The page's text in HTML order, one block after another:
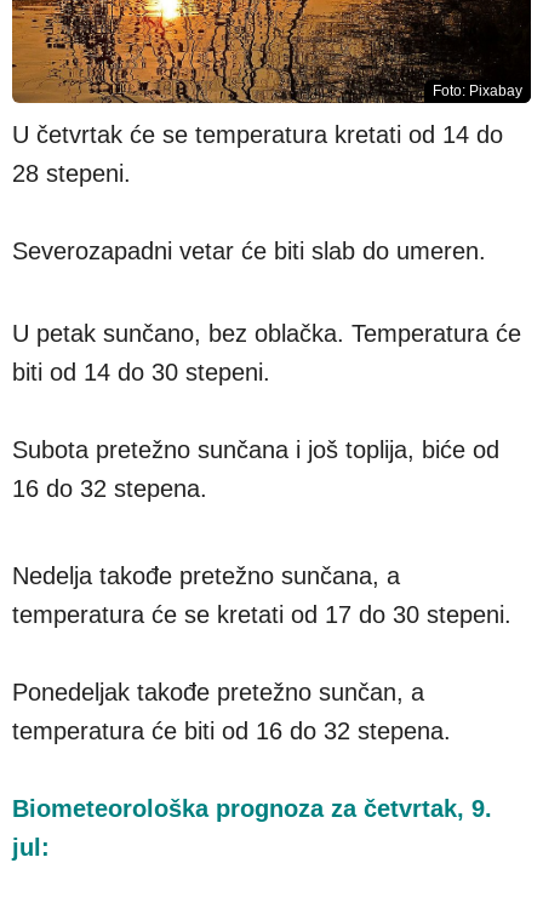
Foto: Pixabay
U četvrtak će se temperatura kretati od 14 do
28 stepeni.
Severozapadni vetar će biti slab do umeren.
U petak sunčano, bez oblačka. Temperatura će
biti od 14 do 30 stepeni.
Subota pretežno sunčana i još toplija, biće od
16 do 32 stepena.
Nedelja takođe pretežno sunčana, a
temperatura će se kretati od 17 do 30 stepeni.
Ponedeljak takođe pretežno sunčan, a
temperatura će biti od 16 do 32 stepena.
Biometeorološka prognoza za četvrtak, 9.
jul: